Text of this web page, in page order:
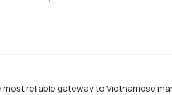
reliable gateway to Vietnamese